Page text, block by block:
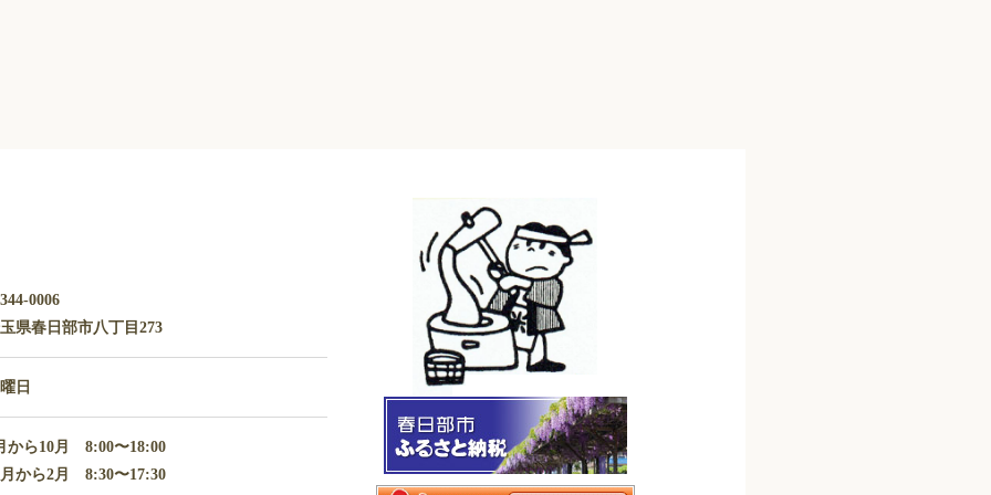
0006
県春日部市八丁目273
日
から10月 8:00〜18:00
から2月 8:30〜17:30